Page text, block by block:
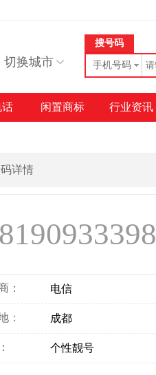
切换城市
搜号码
手机号码
话 闲置商标 行业资讯
码详情
： 电信
： 成都
个性靓号